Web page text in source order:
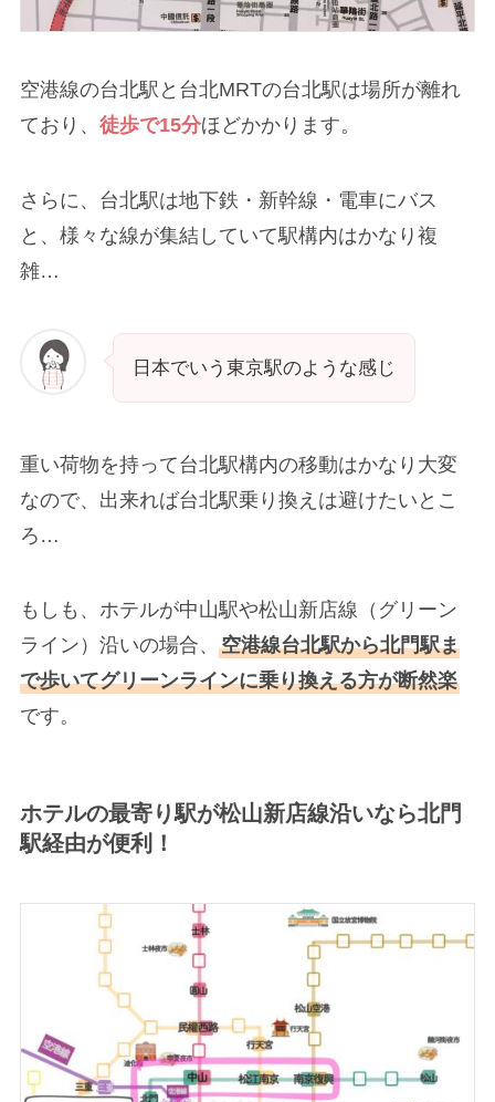
空港線の台北駅と台北MRTの台北駅は場所が離れ
ており、 徒歩で15分ほどかかります。
さらに、台北駅は地下鉄・新幹線・電車にバス
と、様々な線が集結していて駅構内はかなり複
雑…
日本でいう東京駅のような感じ
重い荷物を持って台北駅構内の移動はかなり大変
なので、出来れば台北駅乗り換えは避けたいとこ
ろ…
もしも、ホテルが中山駅や松山新店線（グリーン
ライン）沿いの場合、 空港線台北駅から北門駅ま
で歩いてグリーンラインに乗り換える方が断然楽
です。
ホテルの最寄り駅が松山新店線沿いなら北門
駅経由が便利！